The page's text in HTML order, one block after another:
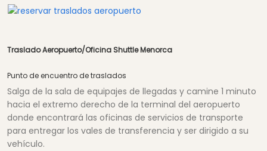
Traslado Aeropuerto/Oficina Shuttle Menorca
Punto de encuentro de traslados
Salga de la sala de equipajes de llegadas y camine 1 minuto
hacia el extremo derecho de la terminal del aeropuerto
donde encontrará las oficinas de servicios de transporte
para entregar los vales de transferencia y ser dirigido a su
vehículo.